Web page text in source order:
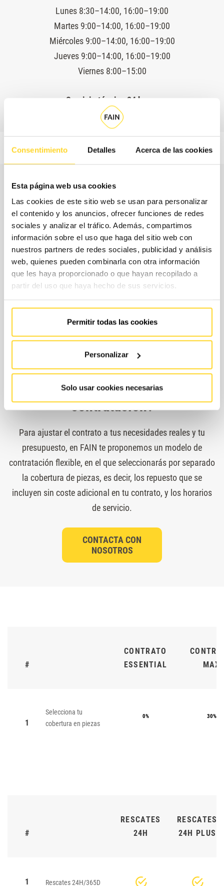
Consentimiento Detalles Acerca de las cookies
Esta página web usa cookies
Las cookies de este sitio web se usan para personalizar
el contenido y los anuncios, ofrecer funciones de redes
sociales y analizar el tráfico. Además, compartimos
información sobre el uso que haga del sitio web con
nuestros partners de redes sociales, publicidad y análisis
web, quienes pueden combinarla con otra información
que les haya proporcionado o que hayan recopilado a
partir del uso que haya hecho de sus servicios.
Permitir todas las cookies
Personalizar
Solo usar cookies necesarias
Lunes 8:30–14:00, 16:00–19:00
Martes 9:00–14:00, 16:00–19:00
Miércoles 9:00–14:00, 16:00–19:00
Jueves 9:00–14:00, 16:00–19:00
Viernes 8:00–15:00
Servicio técnico 24 horas
¿Cuáles son las modalidades de
contratación?
Para ajustar el contrato a tus necesidades reales y tu
presupuesto, en FAIN te proponemos un modelo de
contratación flexible, en el que seleccionarás por separado
la cobertura de piezas, es decir, los repuesto que se
incluyen sin coste adicional en tu contrato, y los horarios
de servicio.
CONTACTA CON
NOSOTROS
#
CONTRATO
ESSENTIAL
MAX
1
Selecciona tu
cobertura en piezas
0% 30%
#
RESCATES
24H
RESCATES
24H PLUS
1 Rescates 24H/365D